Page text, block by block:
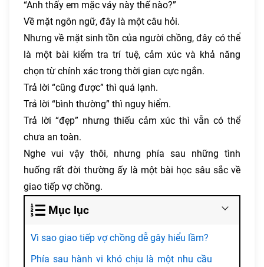
“Anh thấy em mặc váy này thế nào?”
Về mặt ngôn ngữ, đây là một câu hỏi.
Nhưng về mặt sinh tồn của người chồng, đây có thể
là một bài kiểm tra trí tuệ, cảm xúc và khả năng
chọn từ chính xác trong thời gian cực ngắn.
Trả lời “cũng được” thì quá lạnh.
Trả lời “bình thường” thì nguy hiểm.
Trả lời “đẹp” nhưng thiếu cảm xúc thì vẫn có thể
chưa an toàn.
Nghe vui vậy thôi, nhưng phía sau những tình
huống rất đời thường ấy là một bài học sâu sắc về
giao tiếp vợ chồng.
Mục lục
Vì sao giao tiếp vợ chồng dễ gây hiểu lầm?
Phía sau hành vi khó chịu là một nhu cầu